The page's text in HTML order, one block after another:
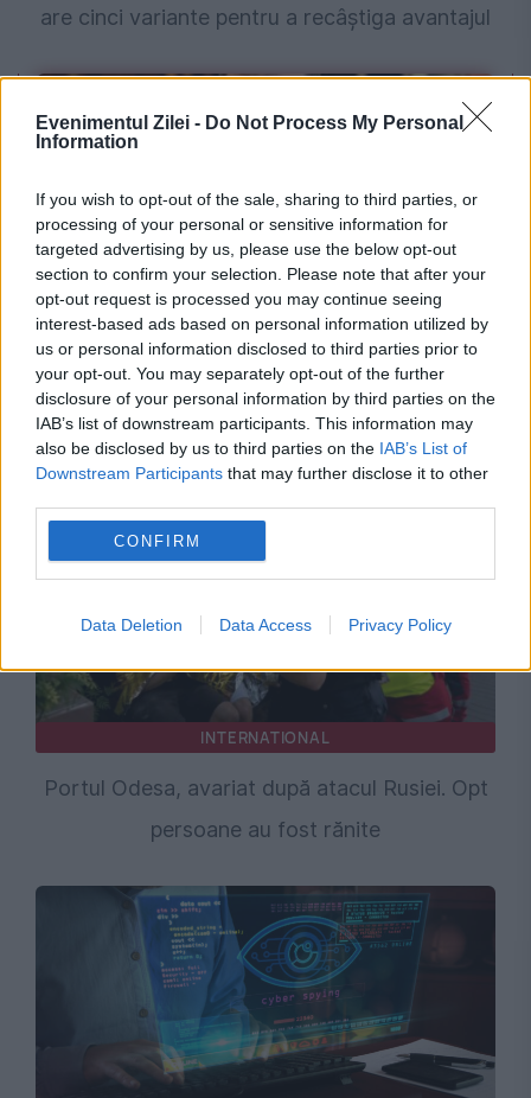
Evenimentul Zilei - Do Not Process My Personal
Information
If you wish to opt-out of the sale, sharing to third parties, or
processing of your personal or sensitive information for
targeted advertising by us, please use the below opt-out
section to confirm your selection. Please note that after your
opt-out request is processed you may continue seeing
interest-based ads based on personal information utilized by
us or personal information disclosed to third parties prior to
your opt-out. You may separately opt-out of the further
disclosure of your personal information by third parties on the
IAB’s list of downstream participants. This information may
also be disclosed by us to third parties on the IAB’s List of
Downstream Participants that may further disclose it to other
CONFIRM
Data Deletion Data Access Privacy Policy
are cinci variante pentru a recâștiga avantajul
INTERNATIONAL
Mihai Fifor pune România față în față cu noua
realitate geopolitică: Bucureștiul a luat o
pauză de la a conta
INTERNATIONAL
Portul Odesa, avariat după atacul Rusiei. Opt
persoane au fost rănite